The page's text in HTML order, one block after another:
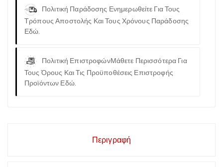
Πολιτική Παράδοσης Ενημερωθείτε Για Τους
Τρόπους Αποστολής Και Τους Χρόνους Παράδοσης
Εδώ.
Πολιτική ΕπιστροφώνΜάθετε Περισσότερα Για
Τους Όρους Και Τις Προϋποθέσεις Επιστροφής
Προϊόντων Εδώ.
Περιγραφή